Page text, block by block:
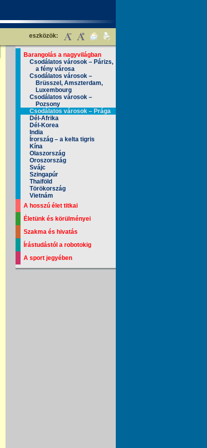
eszközök:
Barangolás a nagyvilágban
Csodálatos városok – Párizs,
a fény városa
Csodálatos városok –
Brüsszel, Amszterdam,
Luxembourg
Csodálatos városok –
Pozsony
Csodálatos városok – Prága
Dél-Afrika
Dél-Korea
India
Írország – a kelta tigris
Kína
Olaszország
Oroszország
Svájc
Szingapúr
Thaiföld
Törökország
Vietnám
A hosszú élet titkai
Életünk és körülményei
Szakma és hivatás
Írástudástól a robotokig
A sport jegyében